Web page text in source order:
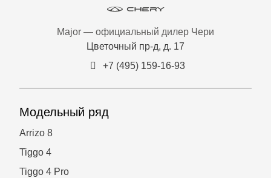
Major — официальный дилер Чери
Цветочный пр-д, д. 17
+7 (495) 159-16-93
Модельный ряд
Arrizo 8
Tiggo 4
Tiggo 4 Pro